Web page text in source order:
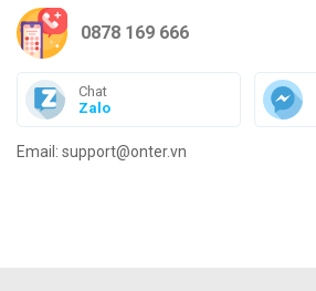
0878 169 666
Chat
Zalo
Email: support@onter.vn